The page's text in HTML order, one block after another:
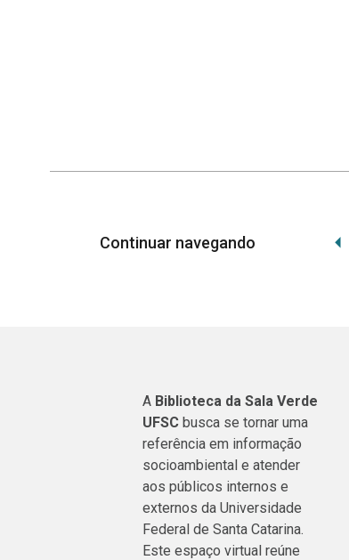
Continuar navegando
A Biblioteca da Sala Verde
UFSC busca se tornar uma
referência em informação
socioambiental e atender
aos públicos internos e
externos da Universidade
Federal de Santa Catarina.
Este espaço virtual reúne